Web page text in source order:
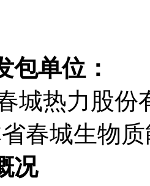
包单位：
城热力股份
春城生物
况